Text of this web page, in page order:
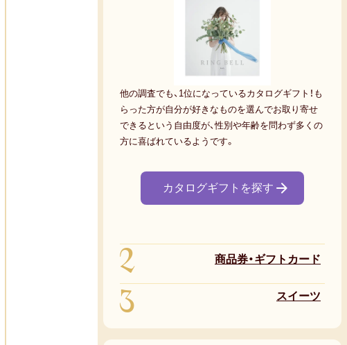
他の調査でも、1位になっているカタログギフト！も
らった方が自分が好きなものを選んでお取り寄せ
できるという自由度が、性別や年齢を問わず多くの
方に喜ばれているようです。
カタログギフトを探す
2 商品券・ギフトカード
3 スイーツ